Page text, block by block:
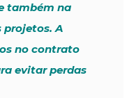
também na
projetos. A
no contrato
evitar perdas